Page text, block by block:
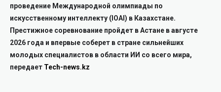
проведение Международной олимпиады по
искусственному интеллекту (IOAI) в Казахстане.
Престижное соревнование пройдет в Астане в августе
2026 года и впервые соберет в стране сильнейших
молодых специалистов в области ИИ со всего мира,
передает Tech-news.kz